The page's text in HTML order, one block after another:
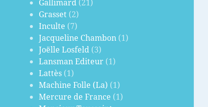
Gallimard (21)
Grasset (2)
Inculte (7)
Jacqueline Chambon (1)
Joëlle Losfeld (3)
Lansman Editeur (1)
Lattès (1)
Machine Folle (La) (1)
Mercure de France (1)